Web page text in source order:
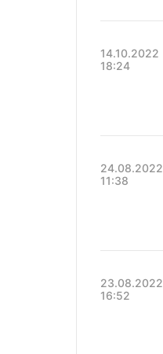
14.10.2022
18:24
24.08.2022
11:38
23.08.2022
16:52